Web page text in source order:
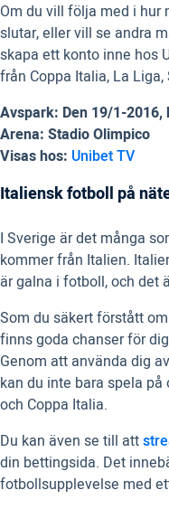
Om du vill följa med i hur
slutar, eller vill se andra
skapa ett konto inne hos
från Coppa Italia, La
Avspark: Den 19/1-2016,
Arena: Stadio Olimpico
Visas hos: Unibet TV
Italiensk fotboll på
I Sverige är det många
kommer från Italien.
är galna i fotboll, och det
Som du säkert förstått
finns goda chanser för
Genom att använda dig
kan du inte bara spela på
och Coppa Italia.
Du kan även se till att
din bettingsida. Det
fotbollsupplevelse med